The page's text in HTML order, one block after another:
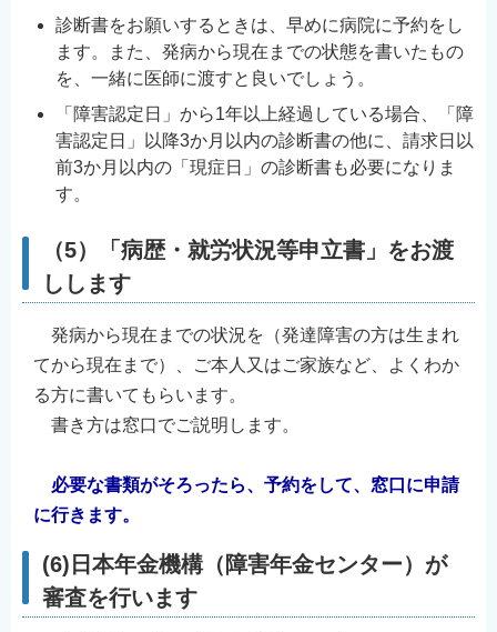
診断書をお願いするときは、早めに病院に予約をし
ます。また、発病から現在までの状態を書いたもの
を、一緒に医師に渡すと良いでしょう。
「障害認定日」から1年以上経過している場合、「障
害認定日」以降3か月以内の診断書の他に、請求日以
前3か月以内の「現症日」の診断書も必要になりま
す。
（5）「病歴・就労状況等申立書」をお渡
しします
発病から現在までの状況を（発達障害の方は生まれ
てから現在まで）、ご本人又はご家族など、よくわか
る方に書いてもらいます。
書き方は窓口でご説明します。
必要な書類がそろったら、予約をして、窓口に申請
に行きます。
(6)日本年金機構（障害年金センター）が
審査を行います